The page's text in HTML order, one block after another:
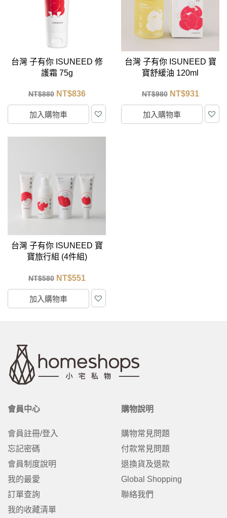
台灣 子有你 ISUNEED 修
護霜 75g
NT$880 NT$836
加入購物車
台灣 子有你 ISUNEED 寶
寶舒緩油 120ml
NT$980 NT$931
加入購物車
台灣 子有你 ISUNEED 寶
寶旅行組 (4件組)
NT$580 NT$551
加入購物車
會員中心
會員註冊/登入
忘記密碼
會員制度說明
我的最愛
訂單查詢
我的收藏清單
購物說明
購物常見問題
付款常見問題
退換貨及退款
Global Shopping
聯絡我們